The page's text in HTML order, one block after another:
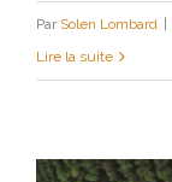
Par Solen Lombard |
Lire la suite